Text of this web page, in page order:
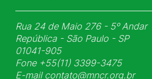
Rua 24 de Maio 276 - 5ᵒ Andar
República - São Paulo - SP
01041-905
Fone+55(11) 3399-3475
E-mail contato@mncr.org.br